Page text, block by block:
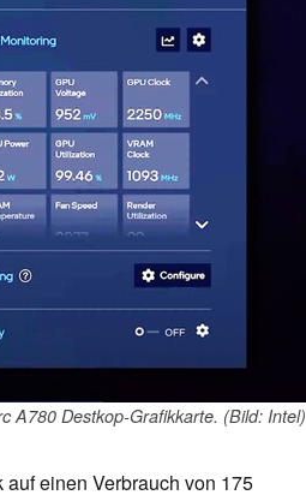
A780 Destkop-Grafikkarte. (Bild: Intel)
einen Verbrauch von 175